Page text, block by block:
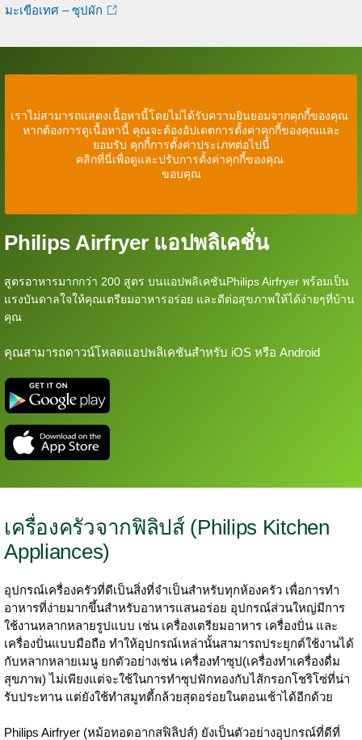
มะเขือเทศ – ซุปผัก
เราไม่สามารถแสดงเนื้อหานี้โดยไม่ได้รับความยินยอมจากคุกกี้ของคุณ
หากต้องการดูเนื้อหานี้ คุณจะต้องอัปเดตการตั้งค่าคุกกี้ของคุณและ
ยอมรับ คุกกี้การตั้งค่าประเภทต่อไปนี้
คลิกที่นี่เพื่อดูและปรับการตั้งค่าคุกกี้ของคุณ
ขอบคุณ
Philips Airfryer แอปพลิเคชั่น
สูตรอาหารมากกว่า 200 สูตร บนแอปพลิเคชันPhilips Airfryer พร้อมเป็น
แรงบันดาลใจให้คุณเตรียมอาหารอร่อย และดีต่อสุขภาพให้ได้ง่ายๆที่บ้าน
คุณ
คุณสามารถดาวน์โหลดแอปพลิเคชันสำหรับ iOS หรือ Android
เครื่องครัวจากฟิลิปส์ (Philips Kitchen
Appliances)
อุปกรณ์เครื่องครัวที่ดีเป็นสิ่งที่จำเป็นสำหรับทุกห้องครัว เพื่อการทำ
อาหารที่ง่ายมากขึ้นสำหรับอาหารแสนอร่อย อุปกรณ์ส่วนใหญ่มีการ
ใช้งานหลากหลายรูปแบบ เช่น เครื่องเตรียมอาหาร เครื่องปั่น และ
เครื่องปั่นแบบมือถือ ทำให้อุปกรณ์เหล่านั้นสามารถประยุกต์ใช้งานได้
กับหลากหลายเมนู ยกตัวอย่างเช่น เครื่องทำซุป(เครื่องทำเครื่องดื่ม
สุขภาพ) ไม่เพียงแต่จะใช้ในการทำซุปฟักทองกับไส้กรอกโชริโซ่ที่น่า
รับประทาน แต่ยังใช้ทำสมูทตี้กล้วยสุดอร่อยในตอนเช้าได้อีกด้วย
Philips Airfryer (หม้อทอดอากสฟิลิปส์) ยังเป็นตัวอย่างอุปกรณ์ที่ดีที่